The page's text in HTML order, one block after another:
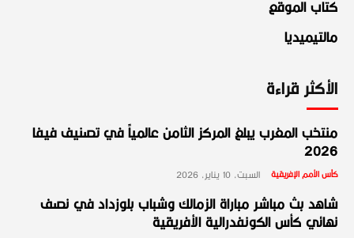
كتاب الموقع
مالتيميديا
الأكثر قراءة
منتخب المغرب يبلغ المركز الثامن عالمياً في تصنيف فيفا
2026
كأس الأمم الإفريقية السبت، 10 يناير، 2026
شاهد بث مباشر مباراة الزمالك وشباب بلوزداد في نصف
نهائي كأس الكونفدرالية الأفريقية